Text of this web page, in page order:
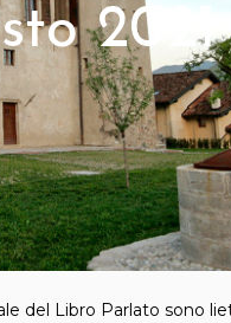
2021
del Libro Parlato sono